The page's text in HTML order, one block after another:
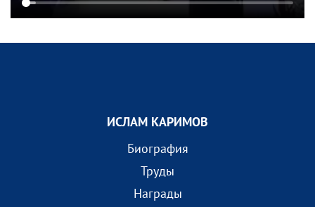
ИСЛАМ КАРИМОВ
Биография
Труды
Награды